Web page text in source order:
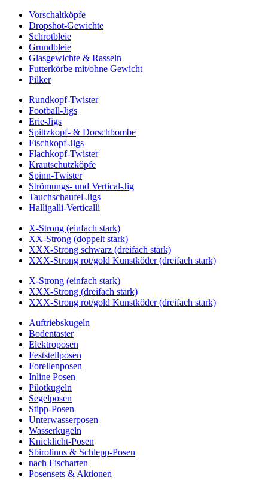
Vorschaltköpfe
Dropshot-Gewichte
Schrotbleie
Grundbleie
Glasgewichte & Rasseln
Futterkörbe mit/ohne Gewicht
Pilker
Rundkopf-Twister
Football-Jigs
Erie-Jigs
Spittzkopf- & Dorschbombe
Fischkopf-Jigs
Flachkopf-Twister
Krautschutzköpfe
Spinn-Twister
Strömungs- und Vertical-Jig
Tauchschaufel-Jigs
Halligalli-Verticalli
X-Strong (einfach stark)
XX-Strong (doppelt stark)
XXX-Strong schwarz (dreifach stark)
XXX-Strong rot/gold Kunstköder (dreifach stark)
X-Strong (einfach stark)
XXX-Strong (dreifach stark)
XXX-Strong rot/gold Kunstköder (dreifach stark)
Auftriebskugeln
Bodentaster
Elektroposen
Feststellposen
Forellenposen
Inline Posen
Pilotkugeln
Segelposen
Stipp-Posen
Unterwasserposen
Wasserkugeln
Knicklicht-Posen
Sbirolinos & Schlepp-Posen
nach Fischarten
Posensets & Aktionen